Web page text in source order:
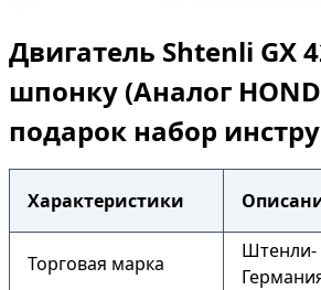
Двигатель Shtenli GX
шпонку (Аналог
подарок набор
Характеристики
Торговая марка
Штенли-